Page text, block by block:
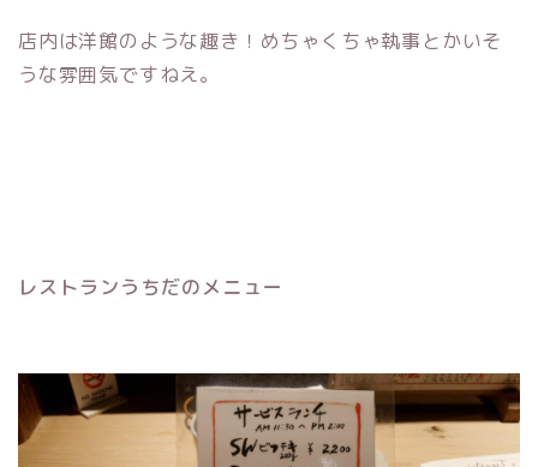
店内は洋館のような趣き！めちゃくちゃ執事とかいそ
うな雰囲気ですねえ。
レストランうちだのメニュー